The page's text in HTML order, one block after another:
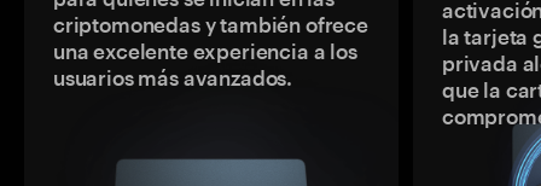
criptomonedas y también ofrece
una excelente experiencia a los
usuarios más avanzados.
la tarjeta
privada
que la